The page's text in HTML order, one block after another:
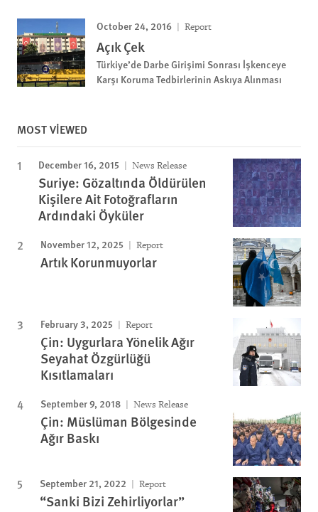
October 24, 2016 Report
Açık Çek
Türkiye’de Darbe Girişimi Sonrası İşkenceye
Karşı Koruma Tedbirlerinin Askıya Alınması
MOST VIEWED
December 16, 2015 News Release
Suriye: Gözaltında Öldürülen
Kişilere Ait Fotoğrafların
Ardındaki Öyküler
November 12, 2025 Report
Artık Korunmuyorlar
February 3, 2025 Report
Çin: Uygurlara Yönelik Ağır
Seyahat Özgürlüğü
Kısıtlamaları
September 9, 2018 News Release
Çin: Müslüman Bölgesinde
Ağır Baskı
September 21, 2022 Report
“Sanki Bizi Zehirliyorlar”